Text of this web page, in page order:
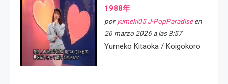
1988年
por yumeki05 J-PopParadiseen
26 marzo 2026 a las 3:57
Yumeko Kitaoka / Koigokoro